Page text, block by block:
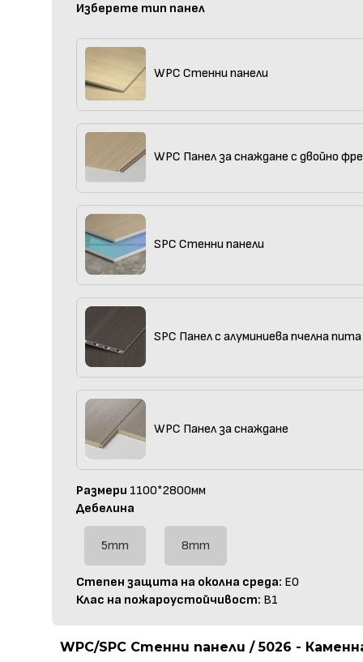
Изберете тип панел
WPC Стенни панели
WPC Панел за снаждане с двойно
SPC Стенни панели
SPC Панел с алуминиева пчелна пита
WPC Панел за снаждане
Размери 1100*2800мм
Дебелина
5mm 8mm
Степен защита на околна среда: E0
Клас на пожароустойчивост: B1
WPC/SPC Стенни панели / 5026 -